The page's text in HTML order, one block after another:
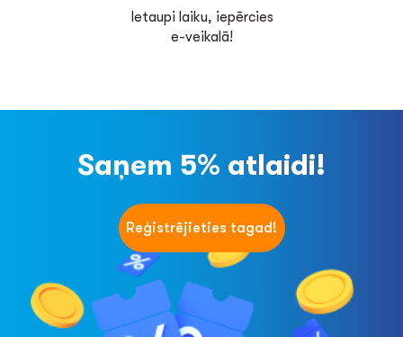
Ietaupi laiku, iepērcies
e-veikalā!
Saņem 5% atlaidi!
Reģistrējieties tagad!